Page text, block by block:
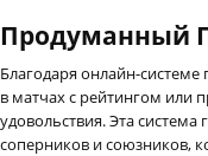
Продуманный
Благодаря онлайн-
в матчах с рейтингом или
удовольствия. Эта
соперников и союзников,